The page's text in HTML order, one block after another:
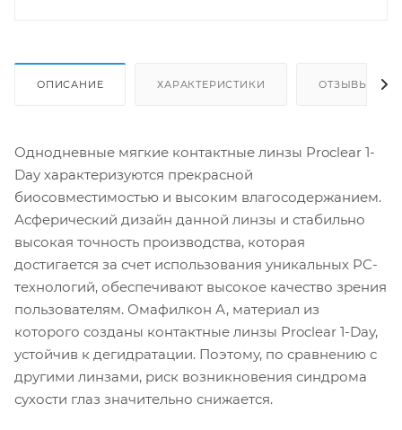
ОПИСАНИЕ ХАРАКТЕРИСТИКИ ОТЗЫВЫ
Однодневные мягкие контактные линзы Proclear 1-
Day характеризуются прекрасной
биосовместимостью и высоким влагосодержанием.
Асферический дизайн данной линзы и стабильно
высокая точность производства, которая
достигается за счет использования уникальных PC-
технологий, обеспечивают высокое качество зрения
пользователям. Омафилкон А, материал из
которого созданы контактные линзы Proclear 1-Day,
устойчив к дегидратации. Поэтому, по сравнению с
другими линзами, риск возникновения синдрома
сухости глаз значительно снижается.